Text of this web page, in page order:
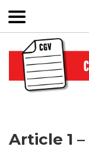
Article 1